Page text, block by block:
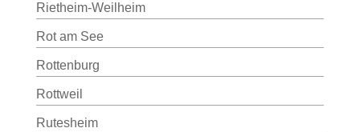
Rietheim-Weilheim
Rot am See
Rottenburg
Rottweil
Rutesheim